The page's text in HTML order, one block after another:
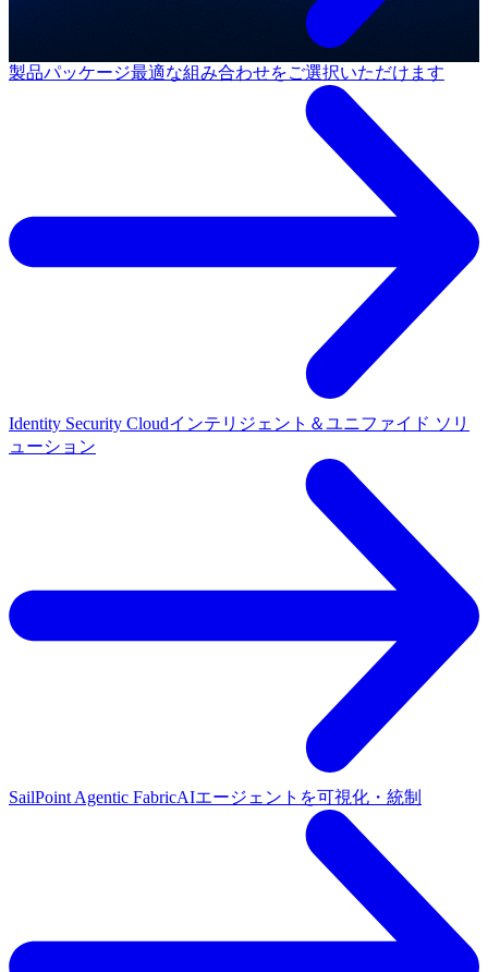
製品パッケージ最適な組み合わせをご選択いただけます
Identity Security Cloudインテリジェント＆ユニファイド ソリ
ューション
SailPoint Agentic FabricAIエージェントを可視化・統制